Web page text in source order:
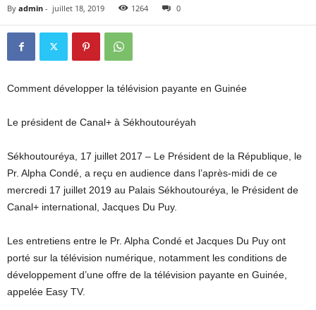
By admin - juillet 18, 2019 1264 0
Comment développer la télévision payante en Guinée
Le président de Canal+ à Sékhoutouréyah
Sékhoutouréya, 17 juillet 2017 – Le Président de la République, le
Pr. Alpha Condé, a reçu en audience dans l’après-midi de ce
mercredi 17 juillet 2019 au Palais Sékhoutouréya, le Président de
Canal+ international, Jacques Du Puy.
Les entretiens entre le Pr. Alpha Condé et Jacques Du Puy ont
porté sur la télévision numérique, notamment les conditions de
développement d’une offre de la télévision payante en Guinée,
appelée Easy TV.